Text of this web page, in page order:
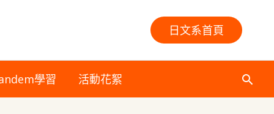
日文系首頁
學習 活動花絮
搜
尋